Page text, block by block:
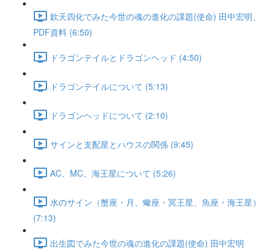
欽天四化でみた今世の魂の進化の課題(使命) 田中宏明、
PDF資料 (6:50)
ドラゴンテイルとドラゴンヘッド (4:50)
ドラゴンテイルについて (5:13)
ドラゴンヘッドについて (2:10)
サインと支配星とハウスの関係 (9:45)
AC、MC、海王星について (5:26)
水のサイン（蟹座・月、蠍座・冥王星、魚座・海王星）
(7:13)
出生図でみた今世の魂の進化の課題(使命) 田中宏明